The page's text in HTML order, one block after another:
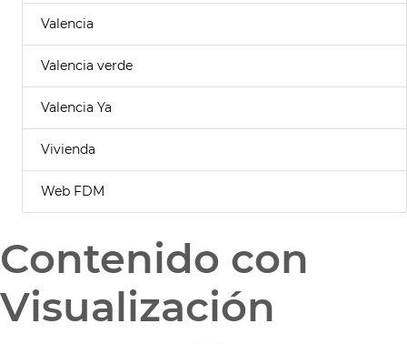
Valencia
Valencia verde
Valencia Ya
Vivienda
Web FDM
Contenido con
Visualización